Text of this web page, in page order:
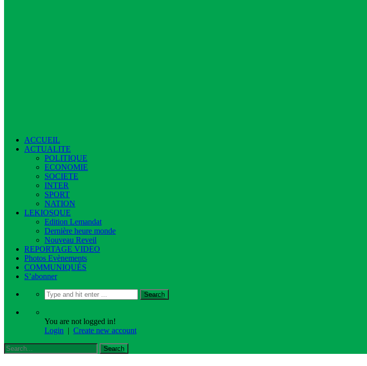
ACCUEIL
ACTUALITE
POLITIQUE
ECONOMIE
SOCIETE
INTER
SPORT
NATION
LEKIOSQUE
Edition Lemandat
Dernière heure monde
Nouveau Reveil
REPORTAGE VIDEO
Photos Evènements
COMMUNIQUÉS
S’abonner
You are not logged in!
Login | Create new account